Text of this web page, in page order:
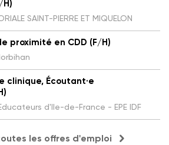
SAINT-PIERRE ET MIQUELON
proximité en CDD (F/H)
clinique, Écoutant·e
d'Ile-de-France - EPE IDF
les offres d'emploi